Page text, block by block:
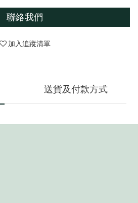
聯絡我們
加入追蹤清單
送貨及付款方式